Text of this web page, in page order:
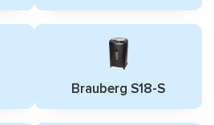
Brauberg S18-S